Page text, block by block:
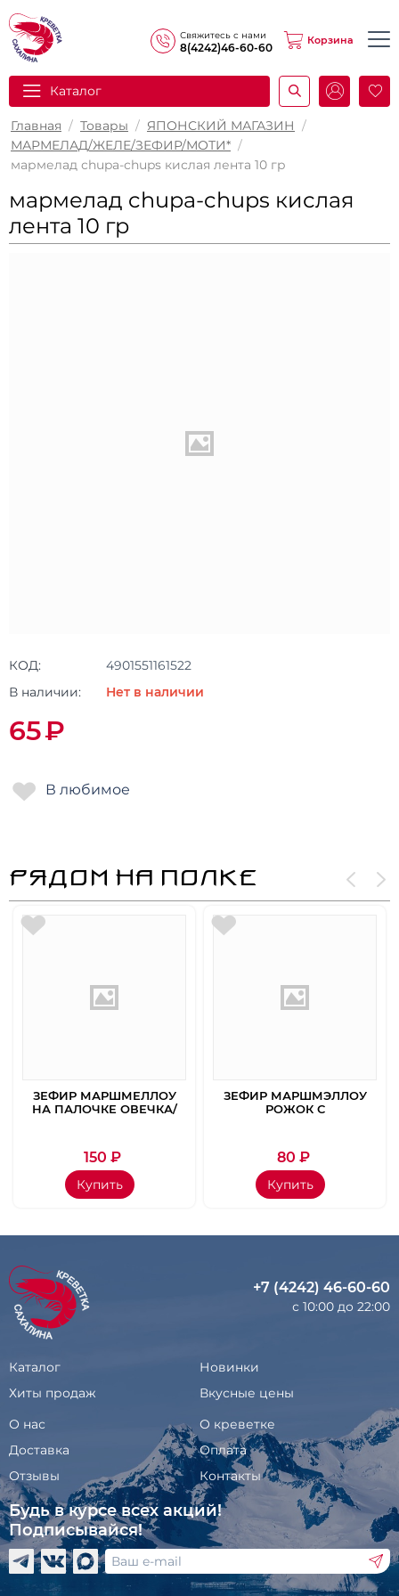
Свяжитесь с нами
8(4242)46-60-60
Корзина
Каталог
Главная / Товары / ЯПОНСКИЙ МАГАЗИН /
МАРМЕЛАД/ЖЕЛЕ/ЗЕФИР/МОТИ* /
мармелад chupa-chups кислая лента 10 гр
мармелад chupa-chups кислая
лента 10 гр
КОД:
4901551161522
В наличии:
Нет в наличии
65₽
РЯДОМ НА ПОЛКЕ
ЗЕФИР МАРШМЕЛЛОУ
НА ПАЛОЧКЕ ОВЕЧКА/
150 ₽
Купить
ЗЕФИР МАРШМЭЛЛОУ
РОЖОК С
80 ₽
Купить
+7 (4242) 46-60-60
с 10:00 до 22:00
Каталог
Новинки
Хиты продаж
Вкусные цены
О нас
О креветке
Доставка
Оплата
Отзывы
Контакты
Будь в курсе всех акций!
Подписывайся!